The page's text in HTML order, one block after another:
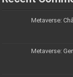
Metaverse:
Metaverse: